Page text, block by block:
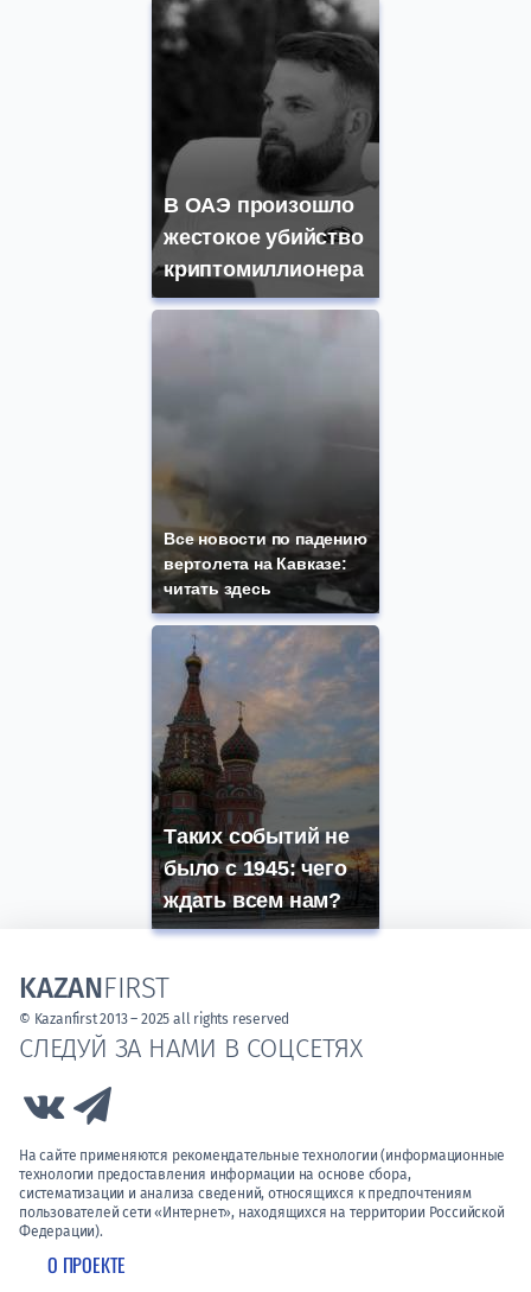
В ОАЭ произошло
жестокое убийство
криптомиллионера
Все новости по падению
вертолета на Кавказе:
читать здесь
Таких событий не
было с 1945: чего
ждать всем нам?
О ПРОЕКТЕ
СЛЕДУЙ ЗА НАМИ В СОЦСЕТЯХ
Link to Vk
На сайте применяются рекомендательные технологии (информационные
технологии предоставления информации на основе сбора,
систематизации и анализа сведений, относящихся к предпочтениям
пользователей сети «Интернет», находящихся на территории Российской
Федерации).
KAZANFIRST
© Kazanfirst 2013 – 2025 all rights reserved